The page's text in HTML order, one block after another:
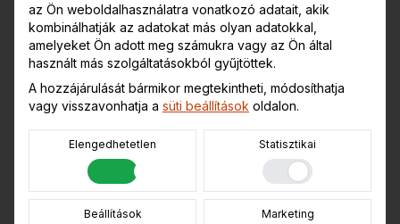
Szín
az Ön weboldalhasználatra vonatkozó adatait, akik
kombinálhatják az adatokat más olyan adatokkal,
amelyeket Ön adott meg számukra vagy az Ön által
használt más szolgáltatásokból gyűjtöttek.
A hozzájárulását bármikor megtekintheti, módosíthatja
vagy visszavonhatja a süti beállítások oldalon.
Elengedhetetlen Statisztikai
Beállítások Marketing